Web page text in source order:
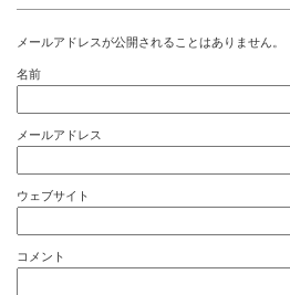
メールアドレスが公開されることはありません。
名前
メールアドレス
ウェブサイト
コメント